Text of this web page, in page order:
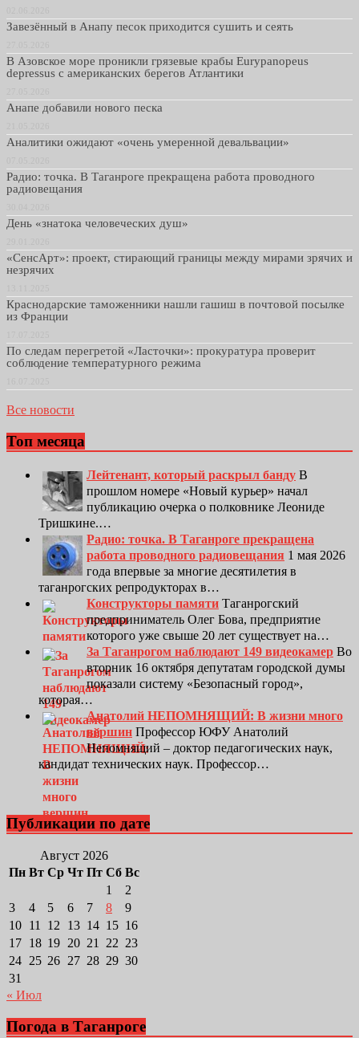
Завезённый в Анапу песок приходится сушить и сеять
В Азовское море проникли грязевые крабы Eurypanopeus
depressus с американских берегов Атлантики
Анапе добавили нового песка
Аналитики ожидают «очень умеренной девальвации»
Радио: точка. В Таганроге прекращена работа проводного
радиовещания
День «знатока человеческих душ»
«СенсАрт»: проект, стирающий границы между мирами зрячих и
незрячих
Краснодарские таможенники нашли гашиш в почтовой посылке
из Франции
По следам перегретой «Ласточки»: прокуратура проверит
соблюдение температурного режима
Все новости
Топ месяца
Лейтенант, который раскрыл банду В
прошлом номере «Новый курьер» начал
публикацию очерка о полковнике Леониде
Тришкине.…
Радио: точка. В Таганроге прекращена
работа проводного радиовещания 1 мая 2026
года впервые за многие десятилетия в
таганрогских репродукторах в…
Конструкторы памяти Таганрогский
предприниматель Олег Бова, предприятие
которого уже свыше 20 лет существует на…
За Таганрогом наблюдают 149 видеокамер Во
вторник 16 октября депутатам городской думы
показали систему «Безопасный город»,
которая…
Анатолий НЕПОМНЯЩИЙ: В жизни много
вершин Профессор ЮФУ Анатолий
Непомнящий – доктор педагогических наук,
кандидат технических наук. Профессор…
Публикации по дате
Август 2026
Пн Вт Ср Чт Пт Сб Вс
1
2
3
4 5 6 7 8
9
10 11 12 13 14 15 16
17 18 19 20 21 22 23
24 25 26 27 28 29 30
31
« Июл
Погода в Таганроге